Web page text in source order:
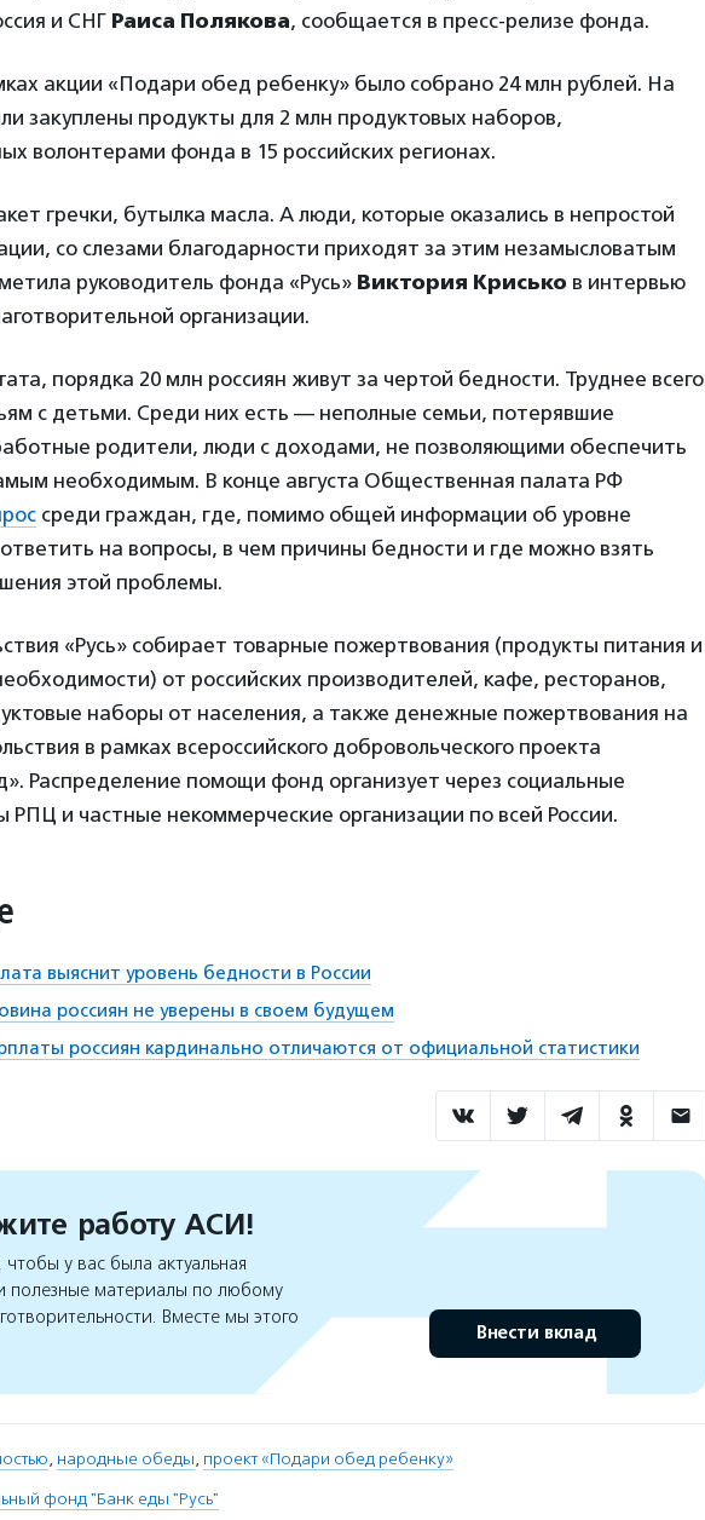
и СНГ Раиса Полякова, сообщается в пресс-релизе фонда.
акции «Подари обед ребенку» было собрано 24 млн рублей. На
закуплены продукты для 2 млн продуктовых наборов,
волонтерами фонда в 15 российских регионах.
гречки, бутылка масла. А люди, которые оказались в непростой
со слезами благодарности приходят за этим незамысловатым
руководитель фонда «Русь» Виктория Крисько в интервью
организации.
порядка 20 млн россиян живут за чертой бедности. Труднее всего
с детьми. Среди них есть — неполные семьи, потерявшие
родители, люди с доходами, не позволяющими обеспечить
необходимым. В конце августа Общественная палата РФ
среди граждан, где, помимо общей информации об уровне
на вопросы, в чем причины бедности и где можно взять
этой проблемы.
«Русь» собирает товарные пожертвования (продукты питания и
от российских производителей, кафе, ресторанов,
наборы от населения, а также денежные пожертвования на
в рамках всероссийского добровольческого проекта
Распределение помощи фонд организует через социальные
РПЦ и частные некоммерческие организации по всей России.
выяснит уровень бедности в России
россиян не уверены в своем будущем
россиян кардинально отличаются от официальной статистики
работу АСИ!
у вас была актуальная
полезные материалы по любому
Вместе мы этого
Внести вклад
, народные обеды, проект «Подари обед ребенку»
фонд "Банк еды "Русь"